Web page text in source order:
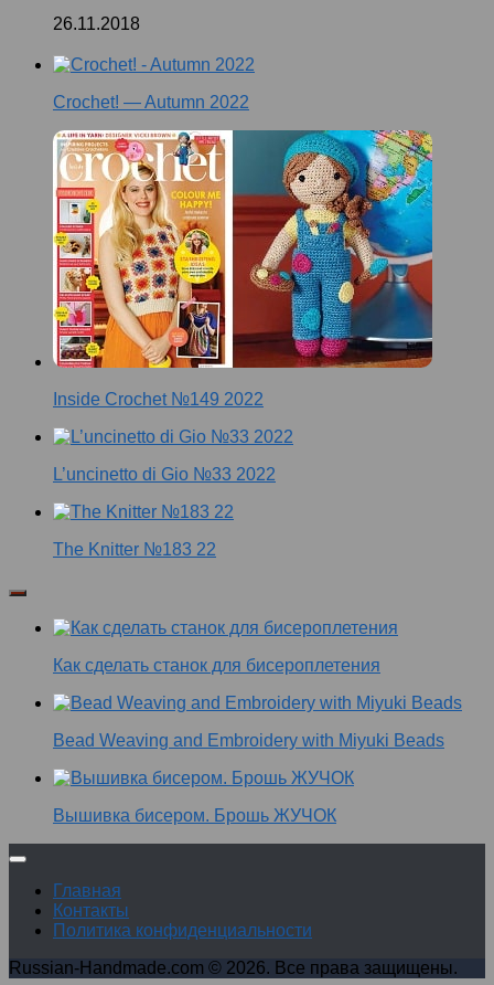
26.11.2018
Crochet! — Autumn 2022
Inside Crochet №149 2022
L’uncinetto di Gio №33 2022
The Knitter №183 22
Как сделать станок для бисероплетения
Bead Weaving and Embroidery with Miyuki Beads
Вышивка бисером. Брошь ЖУЧОК
Главная
Контакты
Политика конфиденциальности
Russian-Handmade.com © 2026. Все права защищены.